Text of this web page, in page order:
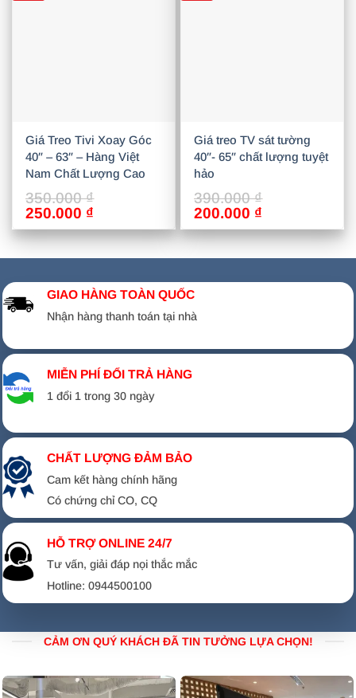
Giá Treo Tivi Xoay Góc
40″ – 63″ – Hàng Việt
Nam Chất Lượng Cao
350.000₫
Giá
gốc
là:
350.000 ₫.
250.000 ₫
hiện
tại
là:
Giá treo TV sát tường
40″- 65″ chất lượng tuyệt
hảo
390.000₫
Giá
gốc
là:
390.000 ₫.
200.000 ₫
hiện
tại
là:
GIAO HÀNG TOÀN QUỐC
Nhận hàng thanh toán tại nhà
MIỄN PHÍ ĐỔI TRẢ HÀNG
1 đổi 1 trong 30 ngày
CHẤT LƯỢNG ĐẢM BẢO
Cam kết hàng chính hãng
Có chứng chỉ CO, CQ
HỖ TRỢ ONLINE 24/7
Tư vấn, giải đáp nọi thắc mắc
Hotline: 0944500100
CẢM ƠN QUÝ KHÁCH ĐÃ TIN TƯỞNG LỰA CHỌN!